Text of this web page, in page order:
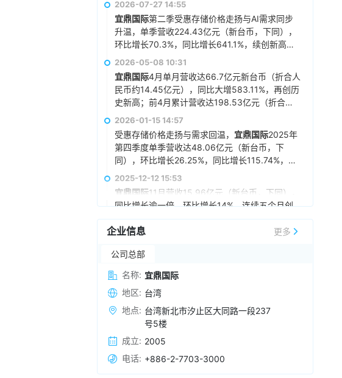
2026-07-27 14:55
宜鼎国际第二季受惠存储价格走扬与AI需求同步
升温，单季营收224.43亿元（新台币，下同），
环比增长70.3%，同比增长641.1%，续创新高，
业界预估其第二季毛利率有望突破6成、EPS则可
望达约100元。
2026-05-08 10:31
宜鼎国际4月单月营收达66.7亿元新台币（折合人
民币约14.45亿元），同比大增583.11%，再创历
史新高；前4月累计营收达198.53亿元（折合人
民币约43亿元），同比增长452.21%，远超去年
2026-01-15 14:57
受惠存储价格走扬与需求回温， 宜鼎国际2025年
第四季度单季营收达48.06亿元（新台币，下
同），环比增长26.25%，同比增长115.74%，带
动全年营收达142.61亿元，同比增长近六成，创
需变化，涨势仍在加速阶段，首季涨幅可望与
DRAM 相当。
2025-12-12 15:53
宜鼎国际11月营收15.96亿元（新台币，下同），
同比增长逾一倍，环比增长14%，连续五个月创
单月新高，今年前11月营收累计至124.48亿元，
同比增长52%。
预计，AI 相关产品明年
要动能。
2025-11-25 17:14
宜鼎国际
价潮也才刚开始。他指出，前两季SSD 市场仍在
复苏，但近期已出现与DRAM 相同的走势，AI 推
倍，32TB、64TB、128TB 仍供不应求，而原厂
产能短期无法倍增，导致供应快速吃紧。
2025-10-09 16:08
受惠产品量价齐扬，宜鼎国际9月营收达13.71亿
元（新台币，下同），环比增长6.78%，同比增
38.07亿元，同样刷新纪录，环比增长25.72%；
累计前三季营收94.55亿元，较去年同期成长
41.37%。宜鼎表示，本季营收创高主要来自出货
宜鼎国际
企业信息 更多
公司总部
名称: 宜鼎国际
地区: 台湾
地点: 台湾新北市汐止区大同路一段237
号5楼
成立: 2005
电话: +886-2-7703-3000